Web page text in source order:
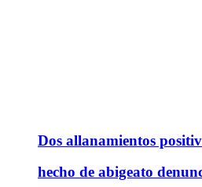
Dos allanamientos
hecho de abigeato